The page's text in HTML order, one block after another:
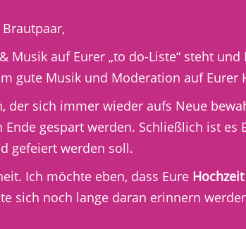
& Musik auf Eurer „to do-Liste“ steht
gute Musik und Moderation auf Eurer
sich immer wieder aufs Neue
gespart werden. Schließlich ist es
gefeiert werden soll.
Ich möchte eben, dass Eure Hochzeit
sich noch lange daran erinnern